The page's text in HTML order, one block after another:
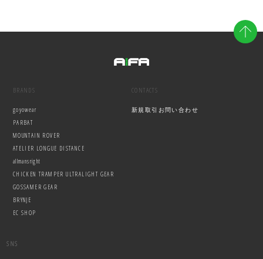
BRANDS
goyowear
PARBAT
MOUNTAIN ROVER
ATELIER LONGUE DISTANCE
allmansright
CHICKEN TRAMPER ULTRALIGHT GEAR
GOSSAMER GEAR
BRYNJE
EC SHOP
CONTACTS
新規取引お問い合わせ
SNS